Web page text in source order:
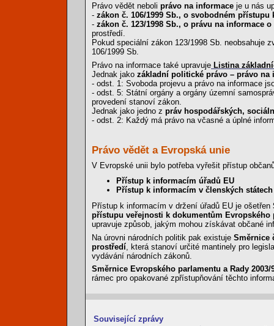
Právo vědět neboli právo na informace je u nás
- zákon č. 106/1999 Sb., o svobodném přístupu
- zákon č. 123/1998 Sb., o právu na informace
prostředí.
Pokud speciální zákon 123/1998 Sb. neobsahuje
106/1999 Sb.
Právo na informace také upravuje Listina
Jednak jako základní politické právo – právo na
- odst. 1: Svoboda projevu a právo na informace
- odst. 5: Státní orgány a orgány územní
provedení stanoví zákon.
Jednak jako jedno z práv hospodářských,
- odst. 2: Každý má právo na včasné a úplné
Právo vědět a Evropská unie
V Evropské unii bylo potřeba vyřešit přístup
Přístup k informacím úřadů EU
Přístup k informacím v členských státech
Přístup k informacím v držení úřadů EU je ošetřen
přístupu veřejnosti k dokumentům
upravuje způsob, jakým mohou získávat občané
Na úrovni národních politik pak existuje Směrnice
prostředí , která stanoví určité mantinely pro
vydávání národních zákonů.
Směrnice Evropského parlamentu a Rady
rámec pro opakované zpřístupňování těchto
Související zprávy